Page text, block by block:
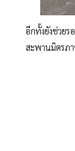
อีกทั้งยังช่วย
สะพานมิตรภา